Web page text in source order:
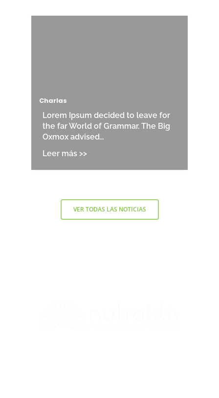
Charlas
Lorem Ipsum decided to leave for
the far World of Grammar. The Big
Oxmox advised…
VER TODAS LAS NOTICIAS